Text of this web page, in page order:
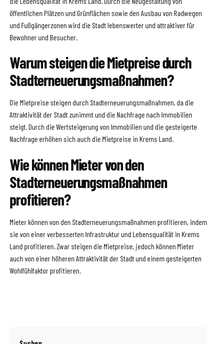
öffentlichen Plätzen und Grünflächen sowie den Ausbau von Radwegen
und Fußgängerzonen wird die Stadt lebenswerter und attraktiver für
Bewohner und Besucher.
Warum steigen die Mietpreise durch
Stadterneuerungsmaßnahmen?
Die Mietpreise steigen durch Stadterneuerungsmaßnahmen, da die
Attraktivität der Stadt zunimmt und die Nachfrage nach Immobilien
steigt. Durch die Wertsteigerung von Immobilien und die gesteigerte
Nachfrage erhöhen sich auch die Mietpreise in Krems Land.
Wie können Mieter von den
Stadterneuerungsmaßnahmen
profitieren?
Mieter können von den Stadterneuerungsmaßnahmen profitieren, indem
sie von einer verbesserten Infrastruktur und Lebensqualität in Krems
Land profitieren. Zwar steigen die Mietpreise, jedoch können Mieter
auch von einer höheren Attraktivität der Stadt und einem gesteigerten
Wohlfühlfaktor profitieren.